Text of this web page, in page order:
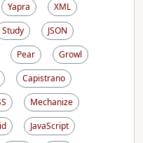
Yapra
XML
Study
JSON
Pear
Growl
Capistrano
Mechanize
JavaScript